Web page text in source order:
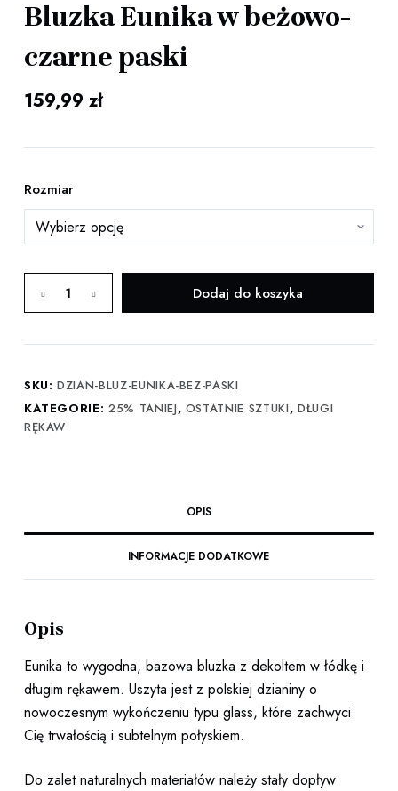
Bluzka Eunika w beżowo-
czarne paski
159,99 zł
Rozmiar
w
czarne
paski
Dodaj do koszyka
SKU:DZIAN-BLUZ-EUNIKA-BEZ-PASKI
KATEGORIE:25% TANIEJ, OSTATNIE SZTUKI, DŁUGI
RĘKAW
OPIS
INFORMACJE DODATKOWE
Opis
Eunika to wygodna, bazowa bluzka z dekoltem w łódkę i
długim rękawem. Uszyta jest z polskiej dzianiny o
nowoczesnym wykończeniu typu glass, które zachwyci
Cię trwałością i subtelnym połyskiem.
Do zalet naturalnych materiałów należy stały dopływ